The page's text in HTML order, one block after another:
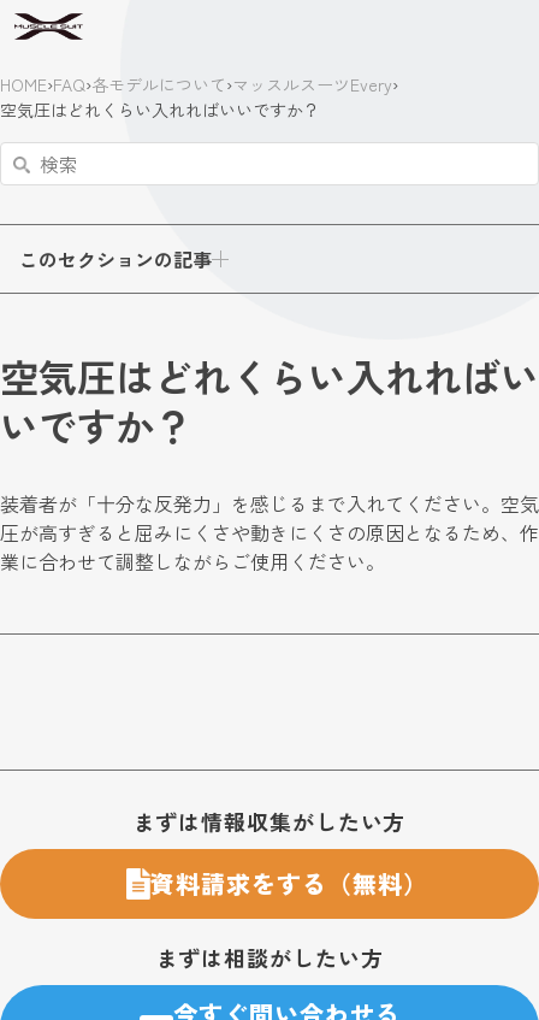
HOME›FAQ›各モデルについて›マッスルスーツEvery›
空気圧はどれくらい入れればいいですか？
このセクションの記事
空気圧はどれくらい入れればい
いですか？
装着者が「十分な反発力」を感じるまで入れてください。空気
圧が高すぎると屈みにくさや動きにくさの原因となるため、作
業に合わせて調整しながらご使用ください。
まずは情報収集がしたい方
資料請求をする（無料）
まずは相談がしたい方